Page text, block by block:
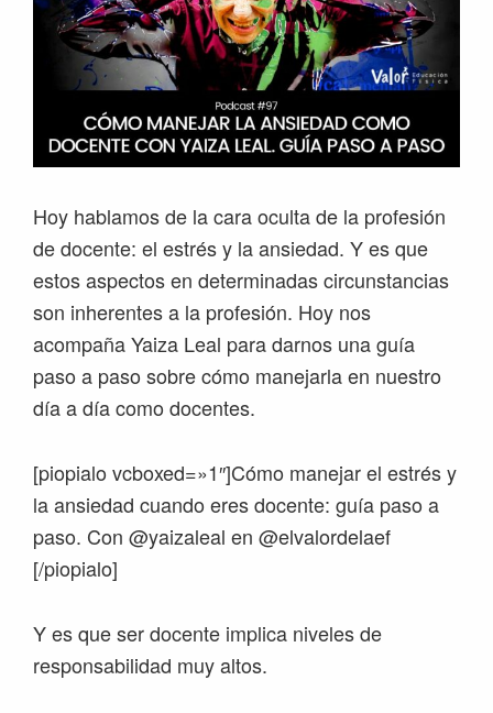
Hoy hablamos de la cara oculta de la profesión
de docente: el estrés y la ansiedad. Y es que
estos aspectos en determinadas circunstancias
son inherentes a la profesión. Hoy nos
acompaña Yaiza Leal para darnos una guía
paso a paso sobre cómo manejarla en nuestro
día a día como docentes.
[piopialo vcboxed=»1″]Cómo manejar el estrés y
la ansiedad cuando eres docente: guía paso a
paso. Con @yaizaleal en @elvalordelaef
[/piopialo]
Y es que ser docente implica niveles de
responsabilidad muy altos.